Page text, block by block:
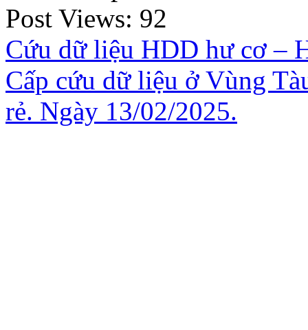
Post Views: 92
Cứu dữ liệu HDD hư cơ –
Cấp cứu dữ liệu ở Vùng
rẻ. Ngày 13/02/2025.